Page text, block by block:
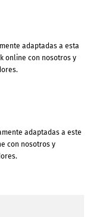
adaptadas a esta
online con nosotros y
adaptadas a este
con nosotros y